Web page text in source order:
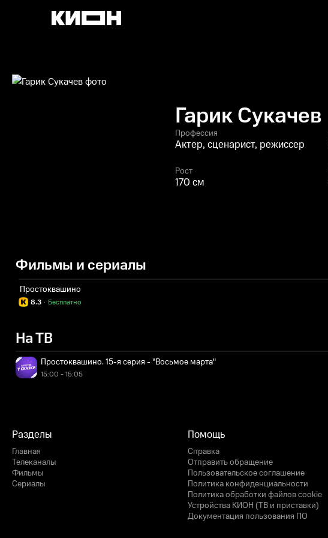
Гарик Сукачев
Профессия
Актер, сценарист, режиссер
Рост
170 см
Фильмы и сериалы
Простоквашино
8.3 Бесплатно
·
На ТВ
Простоквашино. 15-я серия - "Восьмое марта"
15:00 - 15:05
Разделы
Главная
Телеканалы
Фильмы
Сериалы
Помощь
Справка
Отправить обращение
Пользовательское соглашение
Политика конфиденциальности
Политика обработки файлов cookie
Устройства КИОН (ТВ и приставки)
Документация пользования ПО